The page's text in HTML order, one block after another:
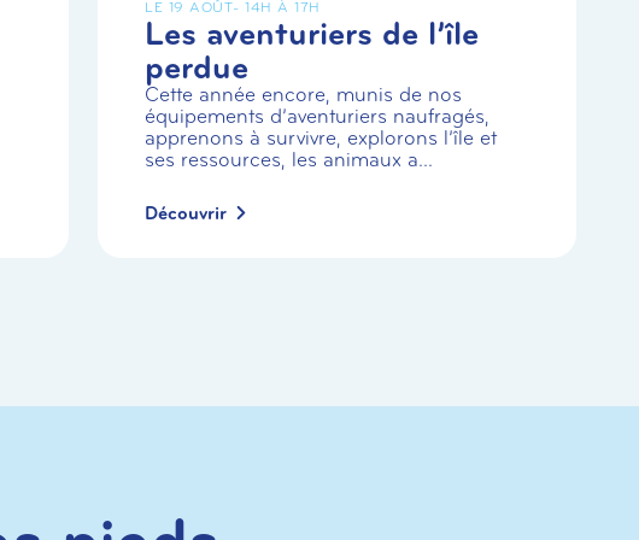
LE 19 AOÛT- 14H À 17H
Les aventuriers de l’île
perdue
Cette année encore, munis de nos
équipements d’aventuriers naufragés,
apprenons à survivre, explorons l’île et
ses ressources, les animaux a...
Découvrir